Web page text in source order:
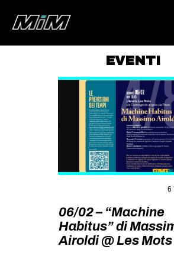
ABOUT
AREA
DEGENERAZIONE
GAZA FREESTYLE
CSOA LAMBRETTA
MSM
STUDENTI TSUNAMI
ZAM
EVENTI
6
06/02 – “Machine
Habitus” di
Airoldi @ Les Mots